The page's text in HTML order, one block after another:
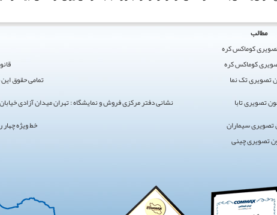
مطالب
کوماکس کره
کوماکس کره
تصویری تک نما
تمامی حقوق
تصویری تابا
نشانی دفتر مرکزی فروش و نمایشگاه : تهران میدان آزادی خیابان آزادی میدان استاد معین
تصویری سیماران
خط ویژه چهار رقمی : 0216123
تصویری چینی